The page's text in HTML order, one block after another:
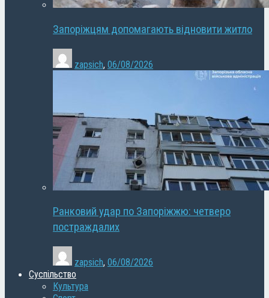
Запоріжцям допомагають відновити житло
zapsich, 06/08/2026
Ранковий удар по Запоріжжю: четверо
постраждалих
zapsich, 06/08/2026
Суспільство
Культура